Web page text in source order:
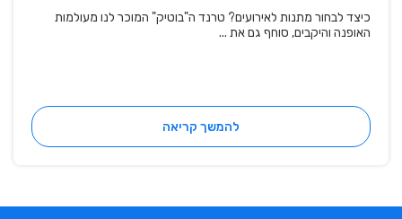
כיצד לבחור מתנות לאירועים? טרנד ה"בוטיק" המוכר לנו מעולמות
האופנה והיקבים, סוחף גם את ...
להמשך קריאה